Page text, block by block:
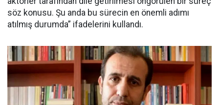
söz konusu. Şu anda bu sürecin en önemli adımı
atılmış durumda” ifadelerini kullandı.